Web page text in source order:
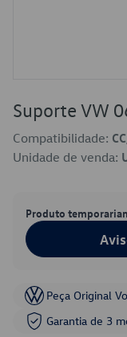
Suporte VW
Compatibilidade:
Unidade de venda:
Produto
Peça Original
Garantia de 3